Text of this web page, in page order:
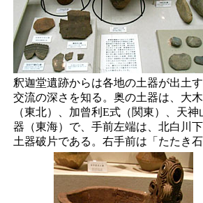
釈迦堂遺跡からは各地の土器が出土
交流の深さを知る。奥の土器は、大
（東北）、加曾利E式（関東）、天神
器（東海）で、手前左端は、北白川
土器破片である。右手前は「たたき